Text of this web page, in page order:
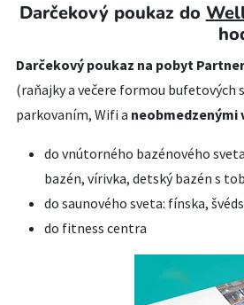
Darčekový poukaz do
Darčekový poukaz na pobyt
(raňajky a večere formou
parkovaním, Wifi a neobmedzenými
do vnútorného bazénového
bazén, vírivka, detský bazén s
do saunového sveta: fínska,
do fitness centra